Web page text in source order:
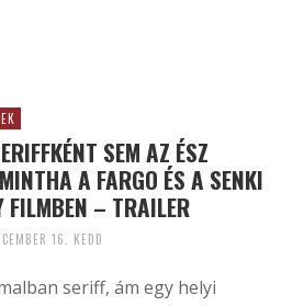
SEM AZ ÉSZ
A FARGO ÉS A SENKI
FILMBEN – TRAILER
16. KEDD
seriff, ám egy helyi